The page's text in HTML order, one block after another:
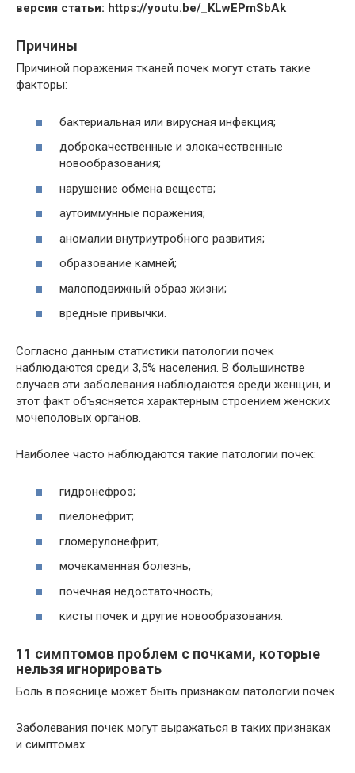
версия статьи: https://youtu.be/_KLwEPmSbAk
Причины
Причиной поражения тканей почек могут стать такие
факторы:
бактериальная или вирусная инфекция;
доброкачественные и злокачественные
новообразования;
нарушение обмена веществ;
аутоиммунные поражения;
аномалии внутриутробного развития;
образование камней;
малоподвижный образ жизни;
вредные привычки.
Согласно данным статистики патологии почек
наблюдаются среди 3,5% населения. В большинстве
случаев эти заболевания наблюдаются среди женщин, и
этот факт объясняется характерным строением женских
мочеполовых органов.
Наиболее часто наблюдаются такие патологии почек:
гидронефроз;
пиелонефрит;
гломерулонефрит;
мочекаменная болезнь;
почечная недостаточность;
кисты почек и другие новообразования.
11 симптомов проблем с почками, которые
нельзя игнорировать
Боль в пояснице может быть признаком патологии почек.
Заболевания почек могут выражаться в таких признаках
и симптомах: